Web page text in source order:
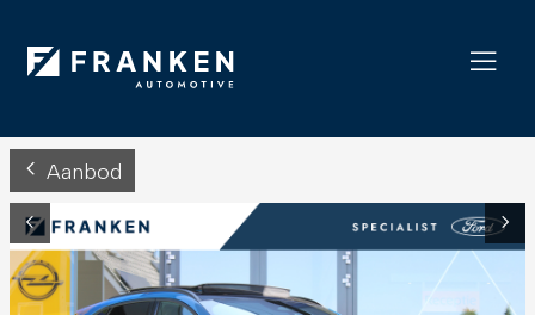
Aanbod